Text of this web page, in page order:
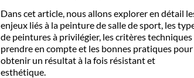
Dans cet article, nous allons explorer en détail
enjeux liés à la peinture de salle de sport, les
de peintures à privilégier, les critères techniques
prendre en compte et les bonnes pratiques pour
obtenir un résultat à la fois résistant et
esthétique.